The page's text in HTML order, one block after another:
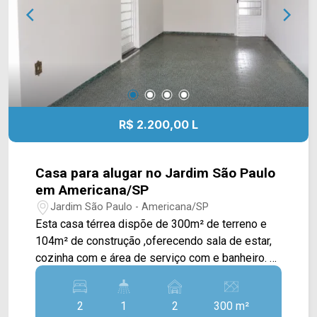
vaga de garagem coberta. Localizada no Parque
Residencial Jaguari, em Americana/SP, com fácil
acesso às principais conveniências da região.
Aceita financiamento e possui documentação em
Imóveis e agende sua visita. WhatsApp e
telefone: (19) 3475-4546 Arbix Imóveis -
Presente em cada momento.
R$ 2.200,00 L
Casa para alugar no Jardim São Paulo
em Americana/SP
Jardim São Paulo - Americana/SP
Esta casa térrea dispõe de 300m² de terreno e
104m² de construção ,oferecendo sala de estar,
cozinha com e área de serviço com e banheiro. O
quintal oferece uma churrasqueira e estrutura
para instalação de uma segunda cozinha além de
um quintal. > 02 quartos; > 01 banheiros; > 02
2 1 2 300 m²